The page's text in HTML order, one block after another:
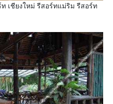
เชียงใหม่ รีสอร์ทแม่ริม รีสอร์ท